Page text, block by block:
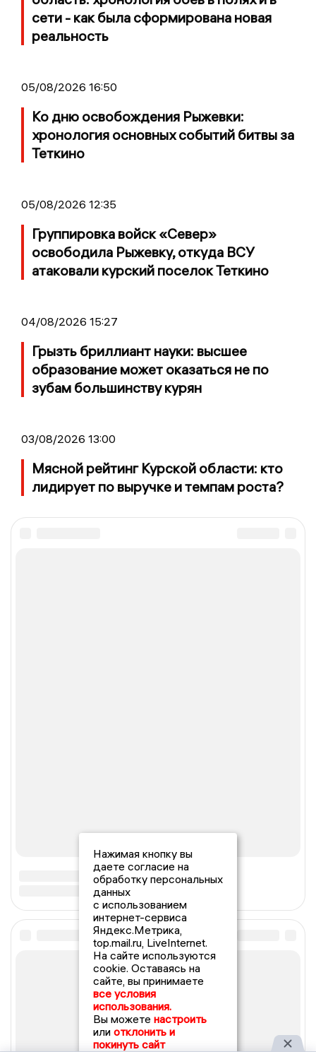
сети - как была сформирована новая
реальность
05/08/2026 16:50
Ко дню освобождения Рыжевки:
хронология основных событий битвы за
Теткино
05/08/2026 12:35
Группировка войск «Север»
освободила Рыжевку, откуда ВСУ
атаковали курский поселок Теткино
04/08/2026 15:27
Грызть бриллиант науки: высшее
образование может оказаться не по
зубам большинству курян
03/08/2026 13:00
Мясной рейтинг Курской области: кто
лидирует по выручке и темпам роста?
Нажимая кнопку вы
даете согласие на
обработку персональных
данных
с использованием
интернет-сервиса
Яндекс.Метрика,
top.mail.ru, LiveInternet.
На сайте используются
cookie. Оставаясь на
сайте, вы принимаете
все условия
использования.
Вы можете настроить
или отклонить и
покинуть сайт